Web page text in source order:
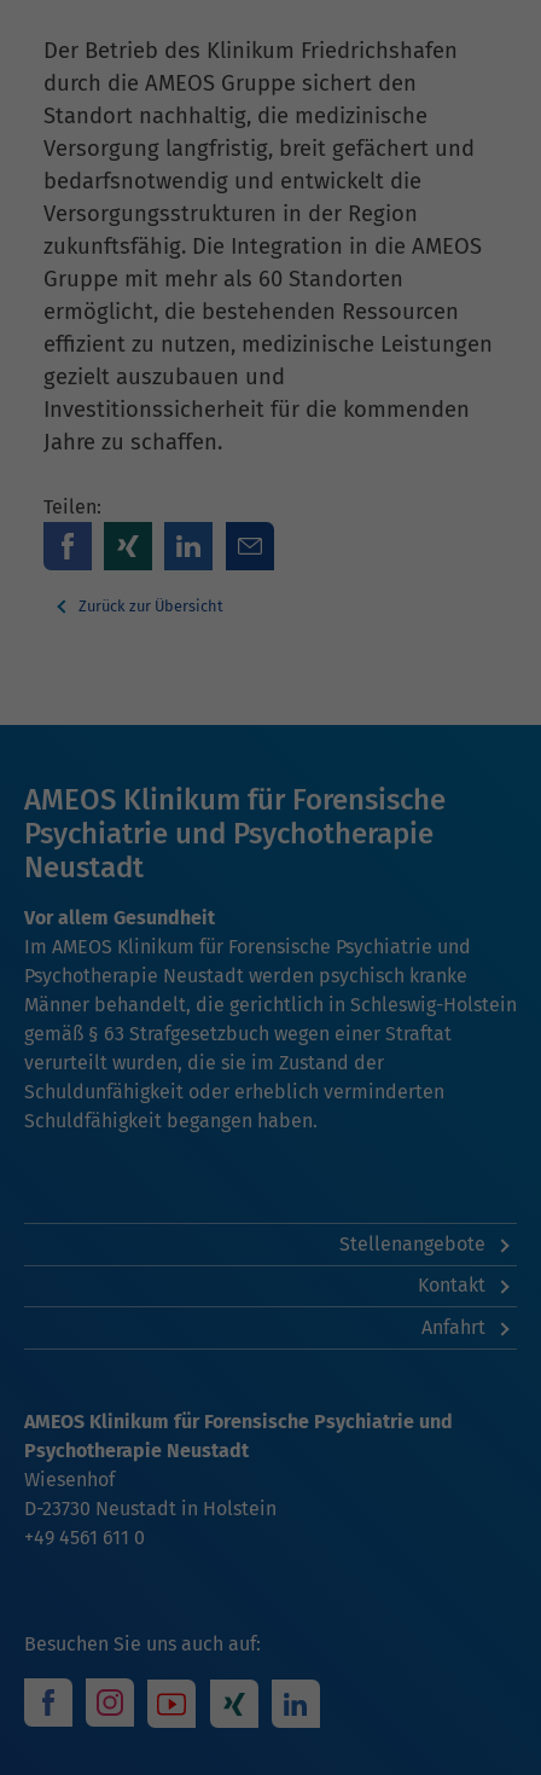
Der Betrieb des Klinikum Friedrichshafen
durch die AMEOS Gruppe sichert den
Standort nachhaltig, die medizinische
Versorgung langfristig, breit gefächert und
bedarfsnotwendig und entwickelt die
Versorgungsstrukturen in der Region
zukunftsfähig. Die Integration in die AMEOS
Gruppe mit mehr als 60 Standorten
ermöglicht, die bestehenden Ressourcen
effizient zu nutzen, medizinische Leistungen
gezielt auszubauen und
Investitionssicherheit für die kommenden
Jahre zu schaffen.
Teilen:
Zurück zur Übersicht
AMEOS Klinikum für Forensische
Psychiatrie und Psychotherapie
Neustadt
Vor allem Gesundheit
Im AMEOS Klinikum für Forensische Psychiatrie und
Psychotherapie Neustadt werden psychisch kranke
Männer behandelt, die gerichtlich in Schleswig-Holstein
gemäß § 63 Strafgesetzbuch wegen einer Straftat
verurteilt wurden, die sie im Zustand der
Schuldunfähigkeit oder erheblich verminderten
Schuldfähigkeit begangen haben.
Stellenangebote
Kontakt
Anfahrt
Besuchen Sie uns auch auf:
AMEOS Klinikum für Forensische Psychiatrie und
Psychotherapie Neustadt
Wiesenhof
D-23730 Neustadt in Holstein
+49 4561 611 0